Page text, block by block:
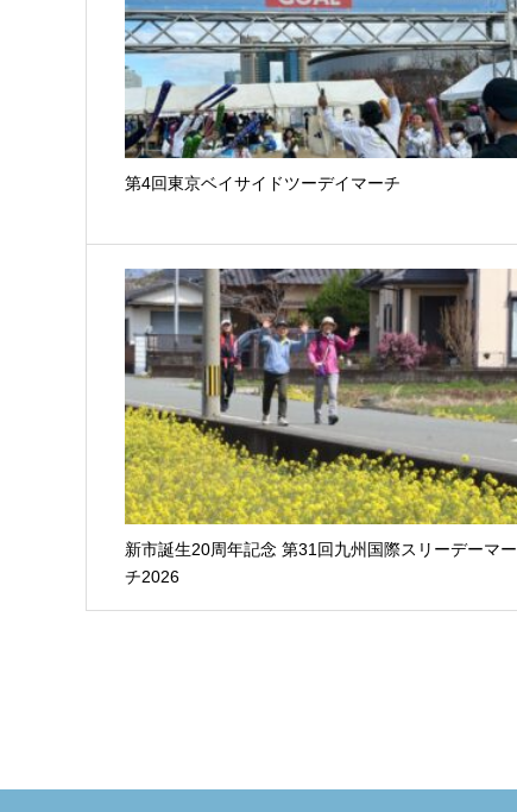
第4回東京ベイサイドツーデイマーチ
新市誕生20周年記念 第31回九州国際スリーデーマー
チ2026